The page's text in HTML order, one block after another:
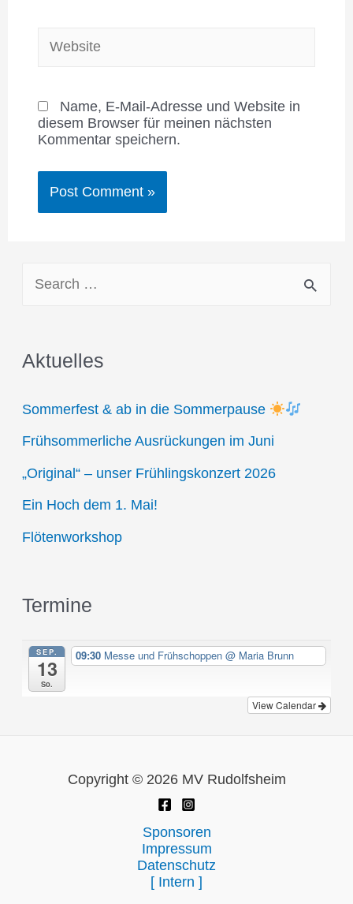
Name, E-Mail-Adresse und Website in
diesem Browser für meinen nächsten
Kommentar speichern.
r
h
f
o
r
:
Aktuelles
Sommerfest & ab in die Sommerpause
Frühsommerliche Ausrückungen im Juni
„Original“ – unser Frühlingskonzert 2026
Ein Hoch dem 1. Mai!
Flötenworkshop
Termine
SEP.
13
So.
09:30 Messe und Frühschoppen@ Maria Brunn
View Calendar
Copyright © 2026 MV Rudolfsheim
Sponsoren
Impressum
Datenschutz
[ Intern ]